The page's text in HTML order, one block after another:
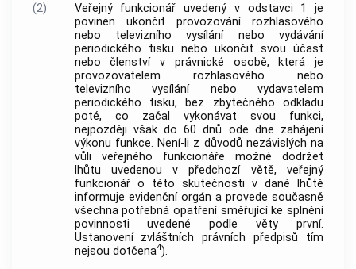
(2)
Veřejný funkcionář uvedený v odstavci 1 je
povinen ukončit provozování rozhlasového
nebo televizního vysílání nebo vydávání
periodického tisku nebo ukončit svou účast
nebo členství v právnické osobě, která je
provozovatelem rozhlasového nebo
televizního vysílání nebo vydavatelem
periodického tisku, bez zbytečného odkladu
poté, co začal vykonávat svou funkci,
nejpozději však do 60 dnů ode dne zahájení
výkonu funkce. Není-li z důvodů nezávislých na
vůli veřejného funkcionáře možné dodržet
lhůtu uvedenou v předchozí větě, veřejný
funkcionář o této skutečnosti v dané lhůtě
informuje evidenční orgán a provede současně
všechna potřebná opatření směřující ke splnění
povinnosti uvedené podle věty první.
Ustanovení zvláštních právních předpisů tím
nejsou dotčena4).